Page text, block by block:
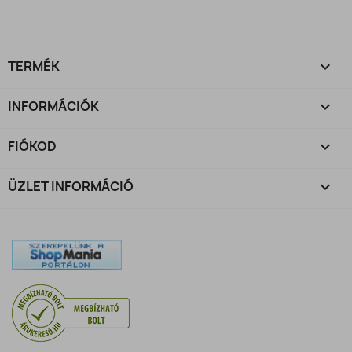
TERMÉK 
INFORMÁCIÓK 
FIÓKOD 
ÜZLET INFORMÁCIÓ keyboard_arrow_down